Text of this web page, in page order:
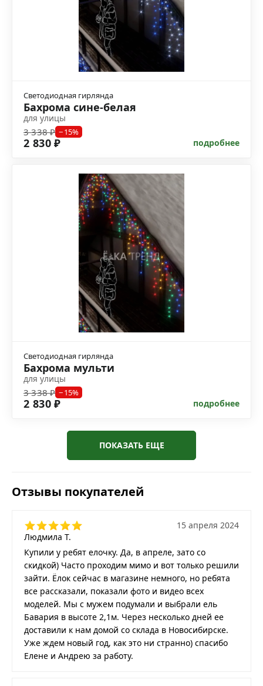
Светодиодная гирлянда
Бахрома сине-белая
для улицы
3 338 ₽ −15%
2 830 ₽ подробнее
Светодиодная гирлянда
Бахрома мульти
для улицы
3 338 ₽ −15%
2 830 ₽ подробнее
ПОКАЗАТЬ ЕЩЕ
Отзывы покупателей
Людмила Т.
15 апреля 2024
Купили у ребят елочку. Да, в апреле, зато со
скидкой) Часто проходим мимо и вот только решили
зайти. Ёлок сейчас в магазине немного, но ребята
все рассказали, показали фото и видео всех
моделей. Мы с мужем подумали и выбрали ель
Бавария в высоте 2,1м. Через несколько дней ее
доставили к нам домой со склада в Новосибирске.
Уже ждем новый год, как это ни странно) спасибо
Елене и Андрею за работу.